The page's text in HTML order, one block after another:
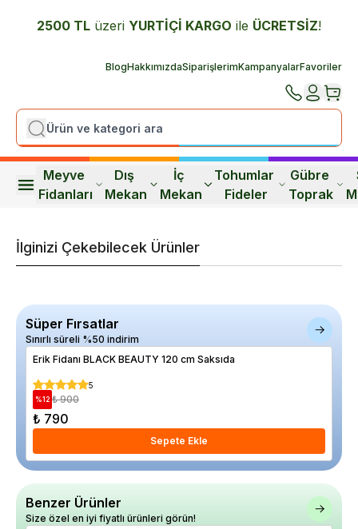
2500 TL üzeri YURTİÇİ KARGO ile ÜCRETSİZ!
BlogHakkımızdaSiparişlerimKampanyalarFavoriler
Meyve
Fidanları
Dış
Mekan
İç
Mekan
Tohumlar
Fideler
Gübre
Toprak
İlginizi Çekebilecek Ürünler
Süper Fırsatlar
Sınırlı süreli %50 indirim
Erik Fidanı BLACK BEAUTY 120 cm Saksıda
5
%12 ₺ 900
₺ 790
Sepete Ekle
Benzer Ürünler
Size özel en iyi fiyatlı ürünleri görün!